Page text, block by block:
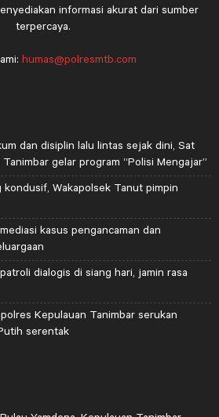
informasi akurat dari sumber
terpercaya.
humas@polresmtb.com
dan disiplin lalu lintas sejak dini, Sat
gelar program “Polisi Mengajar”
kondusif, Wakapolsek Tanut pimpin
kasus pengancaman dan
dialogis di siang hari, jamin rasa
Kepulauan Tanimbar serukan
serentak